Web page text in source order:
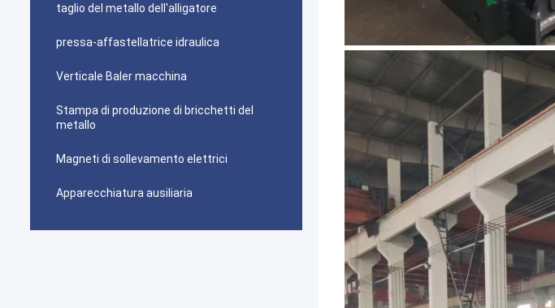
taglio del metallo dell'alligatore
pressa-affastellatrice idraulica
Verticale Baler macchina
Stampa di produzione di bricchetti del
metallo
Magneti di sollevamento elettrici
Apparecchiatura ausiliaria